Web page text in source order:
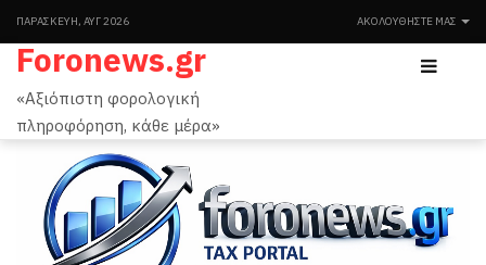
ΠΑΡΑΣΚΕΥΉ, ΑΥΓ 2026 ΑΚΟΛΟΥΘΉΣΤΕ ΜΑΣ
Foronews.gr
«Αξιόπιστη φορολογική
πληροφόρηση, κάθε μέρα»